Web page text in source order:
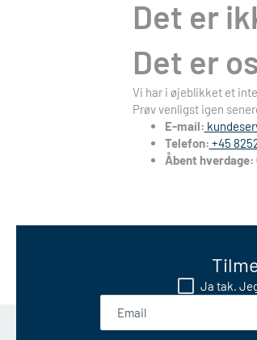
Det er
Det er
Vi har i øjeblikket et
Prøv venligst igen
E-mail:
Telefon: +45
Åbent hverdage:
Ja tak.